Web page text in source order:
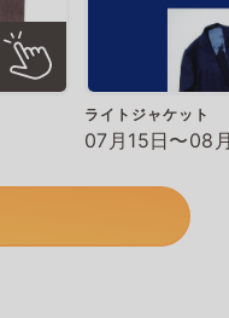
ライトジャケット
07月15日〜08